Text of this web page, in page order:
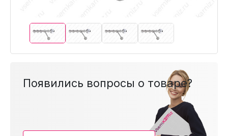
Появились вопросы о товаре?